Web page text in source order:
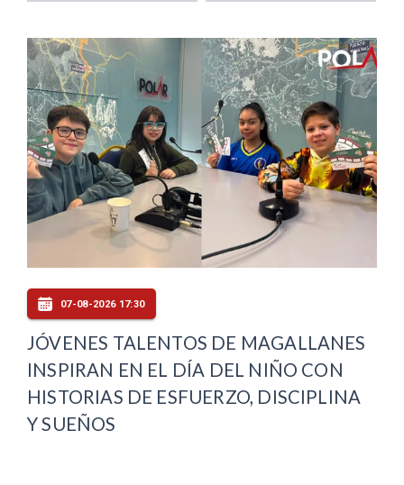
07-08-2026 17:30
JÓVENES TALENTOS DE MAGALLANES
INSPIRAN EN EL DÍA DEL NIÑO CON
HISTORIAS DE ESFUERZO, DISCIPLINA
Y SUEÑOS